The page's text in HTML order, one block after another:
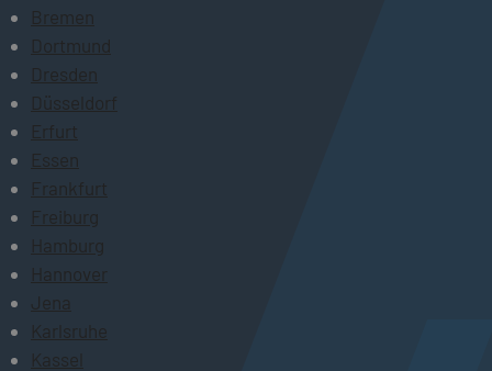
Bremen
Dortmund
Dresden
Düsseldorf
Erfurt
Essen
Frankfurt
Freiburg
Hamburg
Hannover
Jena
Karlsruhe
Kassel